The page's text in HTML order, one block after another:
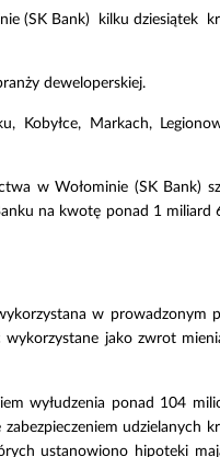
(SK Bank) kilku dziesiątek
deweloperskiej.
Kobyłce, Markach,
w Wołominie (SK Bank)
na kwotę ponad 1 miliard
w prowadzonym
wykorzystane jako zwrot
wyłudzenia ponad 104
udzielanych
ustanowiono hipoteki